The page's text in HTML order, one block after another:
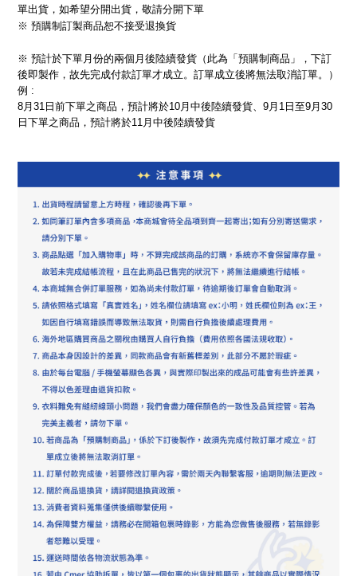
單出貨，如希望分開出貨，敬請分開下單
※ 預購制訂製商品恕不接受退換貨
※ 預計於下單月份的兩個月後陸續發貨（此為「預購制商品」，下訂
後即製作，故先完成付款訂單才成立。訂單成立後將無法取消訂單。）
例 :
8月31日前下單之商品，預計將於10月中後陸續發貨、9月1日至9月30
日下單之商品，預計將於11月中後陸續發貨